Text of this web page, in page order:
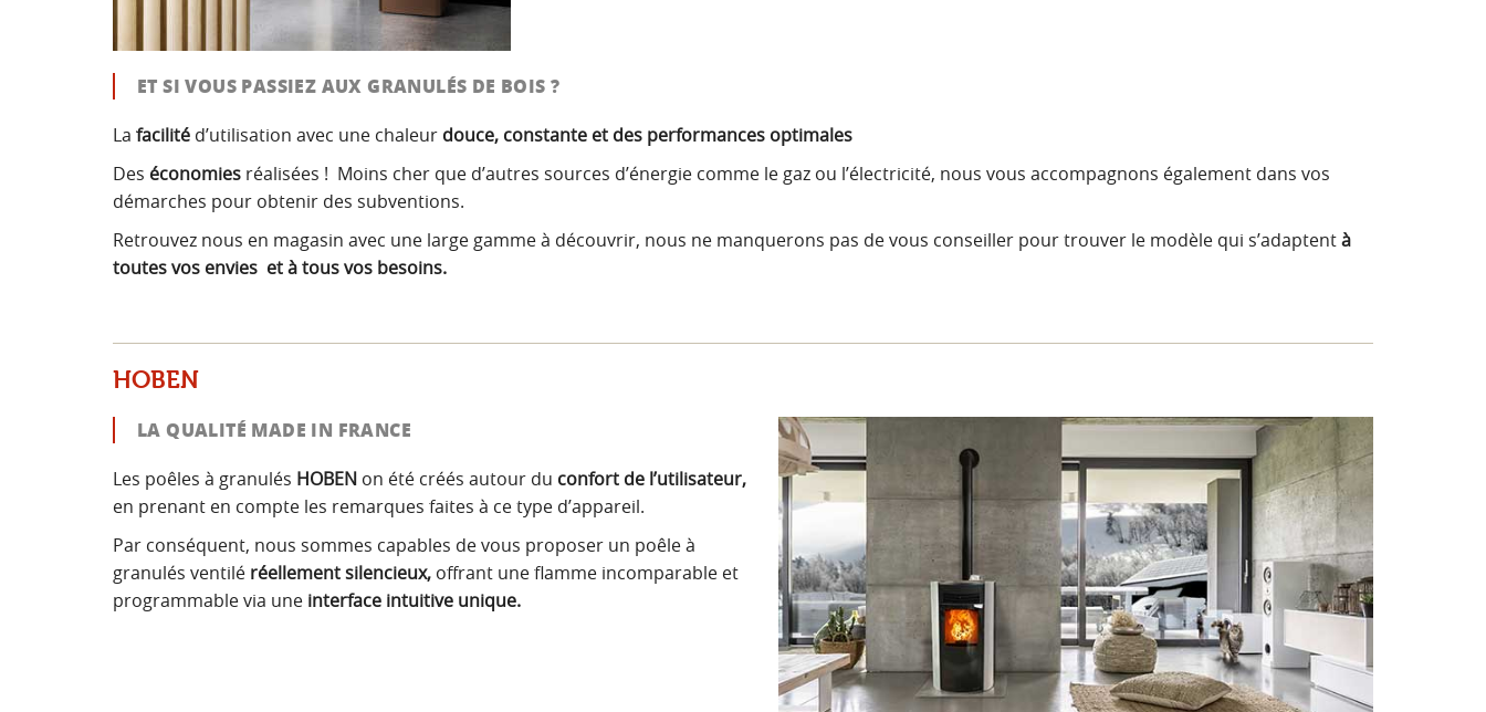
ET SI VOUS PASSIEZ AUX GRANULÉS DE BOIS ?
La facilité d’utilisation avec une chaleur douce, constante et des performances optimales
Des économies réalisées ! Moins cher que d’autres sources d’énergie comme le gaz ou l’électricité, nous vous accompagnons également dans vos
démarches pour obtenir des subventions.
Retrouvez nous en magasin avec une large gamme à découvrir, nous ne manquerons pas de vous conseiller pour trouver le modèle qui s’adaptentà
toutes vos envies et à tous vos besoins.
HOBEN
LA QUALITÉ MADE IN FRANCE
Les poêles à granulés HOBEN on été créés autour du confort de l’utilisateur,
en prenant en compte les remarques faites à ce type d’appareil.
Par conséquent, nous sommes capables de vous proposer un poêle à
granulés ventilé réellement silencieux, offrant une flamme incomparable et
programmable via une interface intuitive unique.